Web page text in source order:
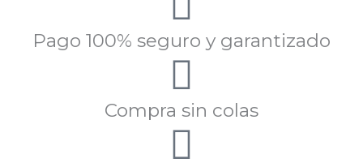
Pago 100% seguro y garantizado
Compra sin colas